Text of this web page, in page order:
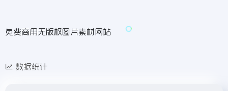
免费商用无版权图片素材网站
数据统计